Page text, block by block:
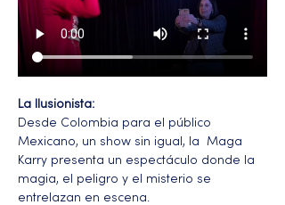
La Ilusionista:
Desde Colombia para el público
Mexicano, un show sin igual, la  Maga
Karry presenta un espectáculo donde la
magia, el peligro y el misterio se
entrelazan en escena.